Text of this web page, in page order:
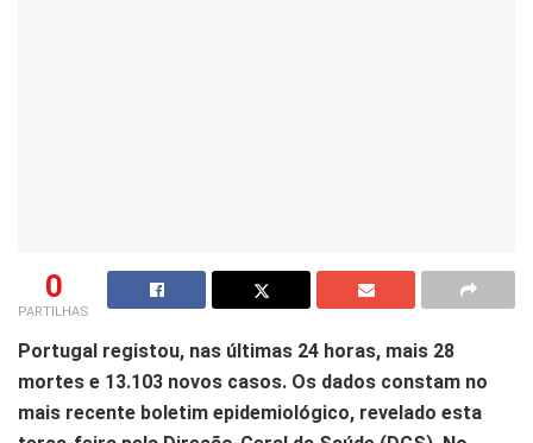
0
PARTILHAS
Portugal registou, nas últimas 24 horas, mais 28
mortes e 13.103 novos casos. Os dados constam no
mais recente boletim epidemiológico, revelado esta